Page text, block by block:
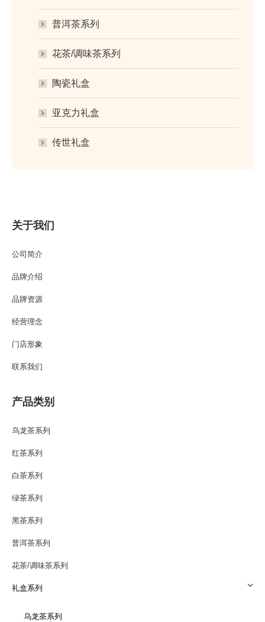
普洱茶系列
花茶/调味茶系列
陶瓷礼盒
亚克力礼盒
传世礼盒
关于我们
公司简介
品牌介绍
品牌资源
经营理念
门店形象
联系我们
产品类别
乌龙茶系列
红茶系列
白茶系列
绿茶系列
黑茶系列
普洱茶系列
花茶/调味茶系列
礼盒系列
乌龙茶系列